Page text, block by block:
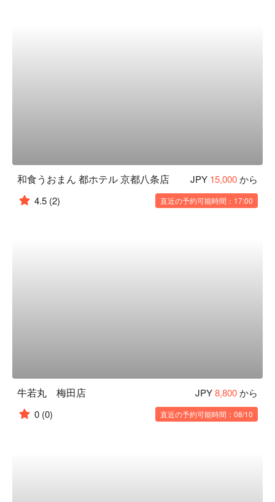
和食うおまん 都ホテル 京都八条店 JPY 15,000から
4.5 (2) 直近の予約可能時間：17:00
牛若丸 梅田店 JPY8,800から
0 (0) 直近の予約可能時間：08/10